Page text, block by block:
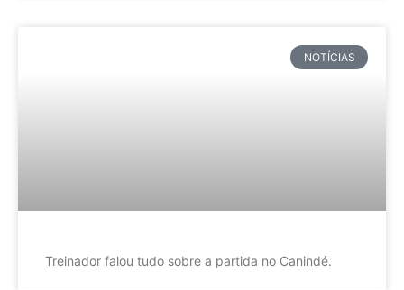
NOTÍCIAS
Treinador falou tudo sobre a partida no Canindé.